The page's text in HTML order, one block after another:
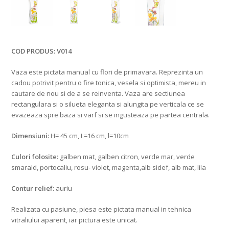
COD PRODUS:V014
Vaza este pictata manual cu flori de primavara. Reprezinta un
cadou potrivit pentru o fire tonica, vesela si optimista, mereu in
cautare de nou si de a se reinventa. Vaza are sectiunea
rectangulara si o silueta eleganta si alungita pe verticala ce se
evazeaza spre baza si varf si se ingusteaza pe partea centrala.
Dimensiuni: H= 45 cm, L=16 cm, l=10cm
Culori folosite: galben mat, galben citron, verde mar, verde
smarald, portocaliu, rosu- violet, magenta,alb sidef, alb mat, lila
Contur relief: auriu
Realizata cu pasiune, piesa este pictata manual in tehnica
vitraliului aparent, iar pictura este unicat.